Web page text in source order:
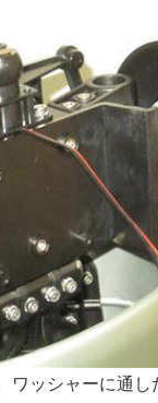
ワッシャーに通し